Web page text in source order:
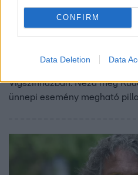
CONFIRM
Data Deletion Data
Kultúra
2025. február 13. 8:46
Rudolf Péter megható
Vígszínházban. Nézd meg
ünnepi esemény megható